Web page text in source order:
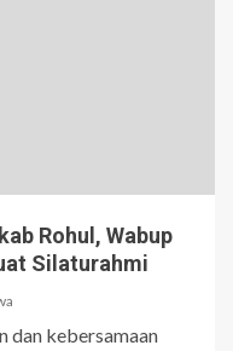
Rohul, Wabup
Silaturahmi
dan kebersamaan